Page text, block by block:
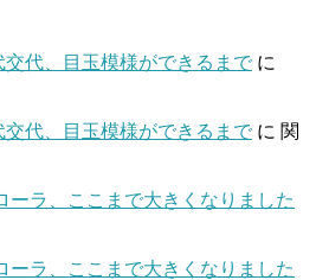
代、目玉模様ができるまで に
代、目玉模様ができるまで に 関
ーラ、ここまで大きくなりました
ーラ、ここまで大きくなりました